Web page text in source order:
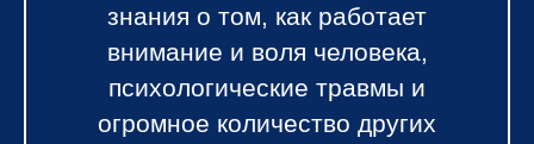
знания о том, как работает
внимание и воля человека,
психологические травмы и
огромное количество других